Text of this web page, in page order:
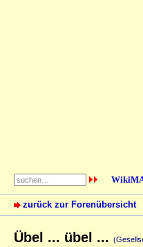
zurück zur Forenübersicht
Übel ... übel ...